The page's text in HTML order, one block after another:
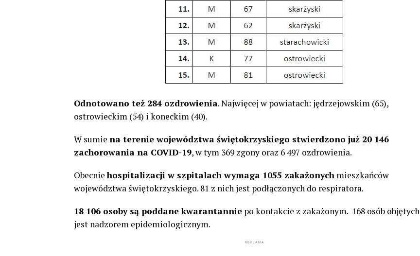
Odnotowano też 284 ozdrowienia. Najwięcej w powiatach: jędrzejowskim (65),
ostrowieckim (54) i koneckim (40).
W sumie na terenie województwa świętokrzyskiego stwierdzono już 20 146
zachorowania na COVID-19, w tym 369 zgony oraz 6 497 ozdrowienia.
Obecniehospitalizacji w szpitalach wymaga 1055 zakażonych mieszkańców
województwa świętokrzyskiego. 81 z nich jest podłączonych do respiratora.
18 106 osoby są poddane kwarantannie po kontakcie z zakażonym. 168 osób objętych
jest nadzorem epidemiologicznym.